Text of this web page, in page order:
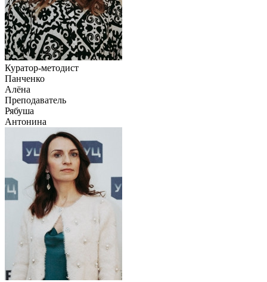
Куратор-методист
Панченко
Алёна
Преподаватель
Рябуша
Антонина